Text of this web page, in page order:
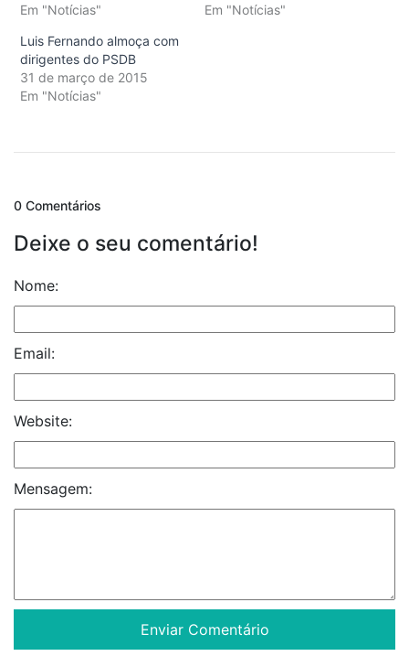
Em "Notícias"
Em "Notícias"
Luis Fernando almoça com
dirigentes do PSDB
31 de março de 2015
Em "Notícias"
0 Comentários
Deixe o seu comentário!
Nome:
Email:
Website:
Mensagem: